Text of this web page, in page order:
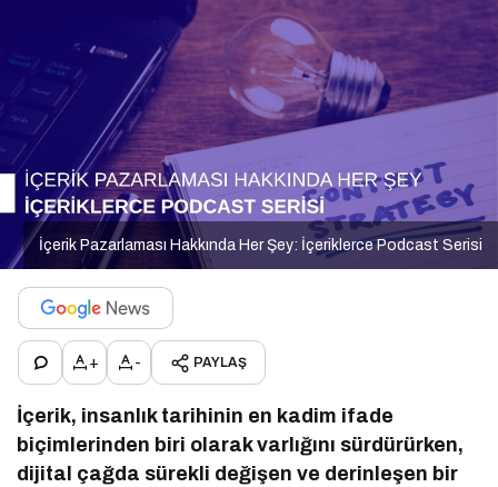
İçerik Pazarlaması Hakkında Her Şey: İçeriklerce Podcast Serisi
+ - PAYLAŞ
İçerik, insanlık tarihinin en kadim ifade
biçimlerinden biri olarak varlığını sürdürürken,
dijital çağda sürekli değişen ve derinleşen bir